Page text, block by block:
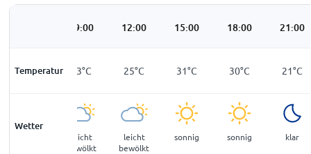
09:00 12:00 15:00 18:00 21:00
Temperatur
16°C 23°C 25°C 31°C 30°C 21°C
Wetter
leicht
bewölkt
leicht
bewölkt
sonnig sonnig klar